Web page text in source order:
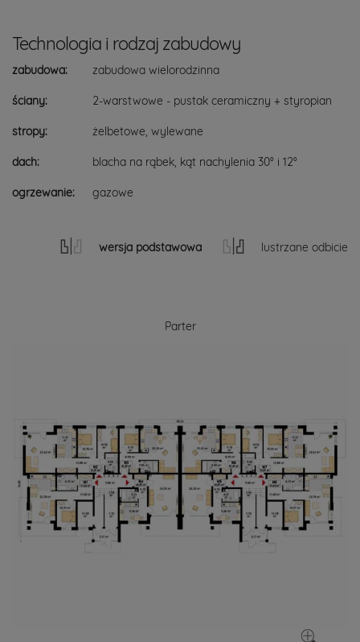
Technologia i rodzaj zabudowy
zabudowa: zabudowa wielorodzinna
ściany: 2-warstwowe - pustak ceramiczny + styropian
stropy: żelbetowe, wylewane
dach: blacha na rąbek, kąt nachylenia 30° i 12°
ogrzewanie: gazowe
wersja podstawowa lustrzane odbicie
Parter